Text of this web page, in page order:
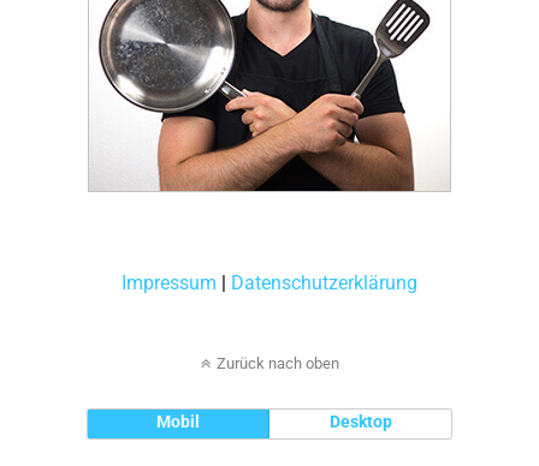
Impressum | Datenschutzerklärung
Zurück nach oben
Mobil Desktop